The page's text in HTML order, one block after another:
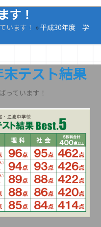
す！
います！ »平成30年度 学
テスト結果
っています！